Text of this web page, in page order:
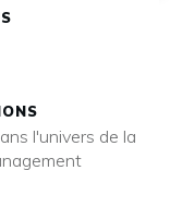
l'univers de la